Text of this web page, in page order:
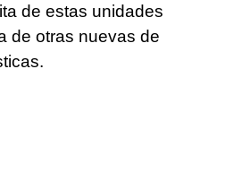
de estas unidades
de otras nuevas de